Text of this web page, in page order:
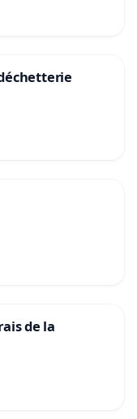
de la